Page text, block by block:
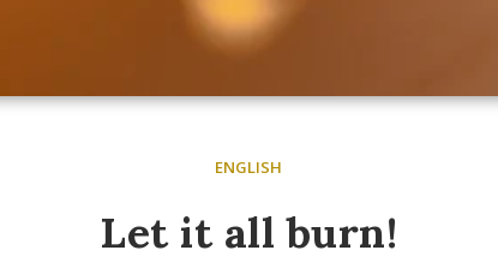
ENGLISH
Let it all burn!